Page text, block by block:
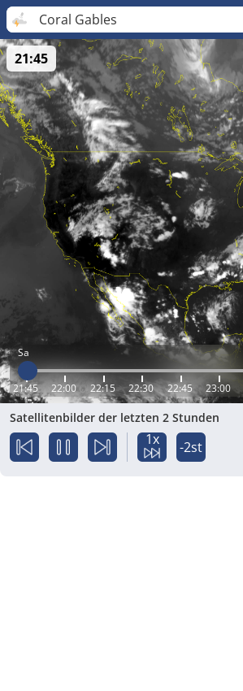
Coral Gables
Sa
21:45 22:00 22:15 22:30 22:45 23:00
21:45
Satellitenbilder der letzten 2 Stunden
1x -2st